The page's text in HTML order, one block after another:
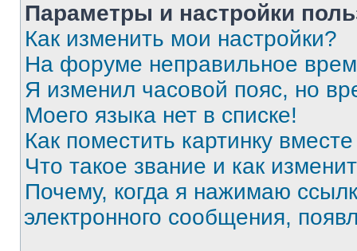
Параметры и настройки
Как изменить мои настройки?
На форуме неправильное
Я изменил часовой пояс, но
Моего языка нет в списке!
Как поместить картинку
Что такое звание и как
Почему, когда я нажимаю
электронного сообщения,